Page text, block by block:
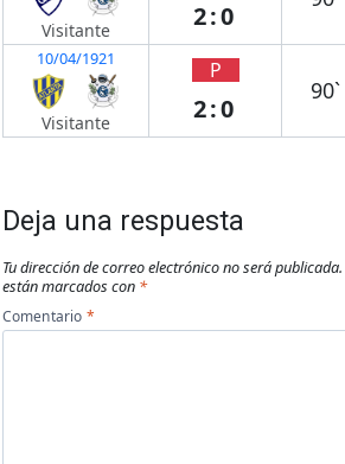
Visitante 2:0
10/04/1921
Visitante
P
2:0
90`
Deja una respuesta
Tu dirección de correo electrónico no será publicada.
están marcados con *
Comentario *